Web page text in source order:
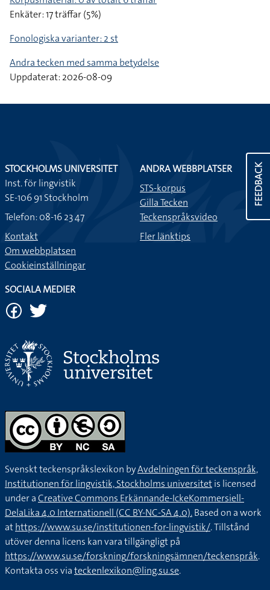
Enkäter: 17 träffar (5%)
Fonologiska varianter: 2 st
Andra tecken med samma betydelse
Uppdaterat: 2026-08-09
FEEDBACK
STOCKHOLMS UNIVERSITET
Inst. för lingvistik
SE-106 91 Stockholm
Telefon: 08-16 23 47
Kontakt
Om webbplatsen
Cookieinställningar
ANDRA WEBBPLATSER
STS-korpus
Gilla Tecken
Teckenspråksvideo
Fler länktips
SOCIALA MEDIER
Svenskt teckenspråkslexikon byAvdelningen för teckenspråk,
Institutionen för lingvistik, Stockholms universitetis licensed
under aCreative Commons Erkännande-IckeKommersiell-
DelaLika 4.0 Internationell (CC BY-NC-SA 4.0).Based on a work
athttps://www.su.se/institutionen-for-lingvistik/. Tillstånd
utöver denna licens kan vara tillgängligt på
https://www.su.se/forskning/forskningsämnen/teckenspråk.
Kontakta oss viateckenlexikon@ling.su.se.